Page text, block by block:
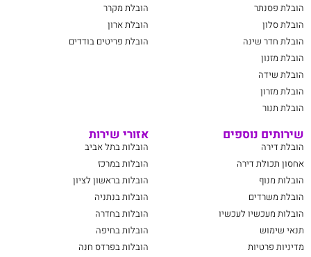
הובלת פסנתר
הובלת סלון
הובלת חדר שינה
הובלת מזנון
הובלת שידה
הובלת מזרון
הובלת תנור
הובלת מקרר
הובלת ארון
הובלת פריטים בודדים
שירותים נוספים
הובלת דירה
אחסון תכולת דירה
הובלות מנוף
הובלת משרדים
הובלות מעכשיו לעכשיו
תנאי שימוש
מדיניות פרטיות
אזורי שירות
הובלות בתל אביב
הובלות במרכז
הובלות בראשון לציון
הובלות בנתניה
הובלות בחדרה
הובלות בחיפה
הובלות בפרדס חנה